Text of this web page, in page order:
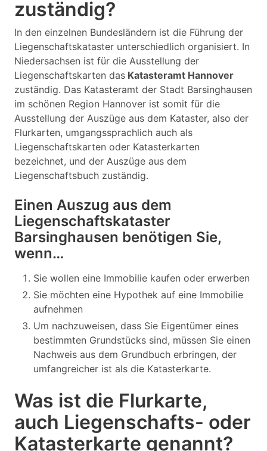
zuständig?
In den einzelnen Bundesländern ist die Führung der
Liegenschaftskataster unterschiedlich organisiert. In
Niedersachsen ist für die Ausstellung der
Liegenschaftskarten das Katasteramt Hannover
zuständig. Das Katasteramt der Stadt Barsinghausen
im schönen Region Hannover ist somit für die
Ausstellung der Auszüge aus dem Kataster, also der
Flurkarten, umgangssprachlich auch als
Liegenschaftskarten oder Katasterkarten
bezeichnet, und der Auszüge aus dem
Liegenschaftsbuch zuständig.
Einen Auszug aus dem
Liegenschaftskataster
Barsinghausen benötigen Sie,
wenn…
Sie wollen eine Immobilie kaufen oder erwerben
Sie möchten eine Hypothek auf eine Immobilie
aufnehmen
Um nachzuweisen, dass Sie Eigentümer eines
bestimmten Grundstücks sind, müssen Sie einen
Nachweis aus dem Grundbuch erbringen, der
umfangreicher ist als die Katasterkarte.
Was ist die Flurkarte,
auch Liegenschafts- oder
Katasterkarte genannt?